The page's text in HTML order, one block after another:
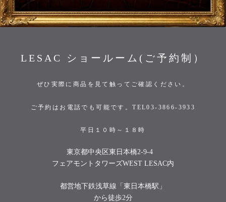
LESAC ショールーム(ご予約制）
ぜひ実際に商品を見て触ってご確認ください。
ご予約はお電話でも可能です。TEL03-3866-3933
平日１０時～１８時
東京都中央区東日本橋2-9-4
フェアモントタワーズWEST LESAC内
都営地下鉄浅草線「東日本橋駅」
から徒歩2分